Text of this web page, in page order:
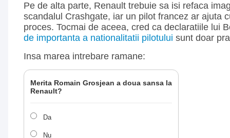
Pe de alta parte, Renault trebuie sa isi refaca
scandalul Crashgate, iar un pilot francez ar ajuta
proces. Tocmai de aceea, cred ca declaratiile lui
de importanta a nationalitatii pilotului sunt doar
Insa marea intrebare ramane:
Merita Romain Grosjean a doua sansa la
Renault?
Da
Nu